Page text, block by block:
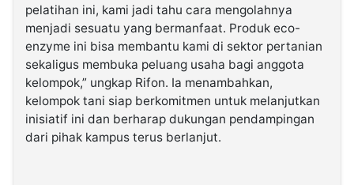
pelatihan ini, kami jadi tahu cara mengolahnya
menjadi sesuatu yang bermanfaat. Produk eco-
enzyme ini bisa membantu kami di sektor pertanian
sekaligus membuka peluang usaha bagi anggota
kelompok,” ungkap Rifon. Ia menambahkan,
kelompok tani siap berkomitmen untuk melanjutkan
inisiatif ini dan berharap dukungan pendampingan
dari pihak kampus terus berlanjut.